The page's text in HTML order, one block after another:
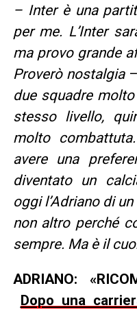
– Inter è una
per me. L’Inter
ma provo grande
Proverò nostalgia
due squadre
stesso livello,
molto
avere una
diventato un
oggi l’Adriano di
non altro perché
sempre. Ma è il
ADRIANO:
Dopo una